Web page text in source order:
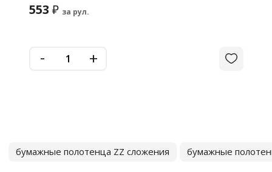
553 ₽ за рул.
- +
бумажные полотенца ZZ сложения бумажные